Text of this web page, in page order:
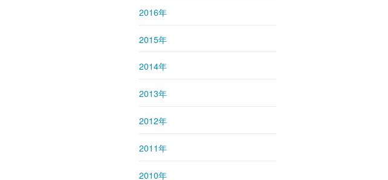
2016年
2015年
2014年
2013年
2012年
2011年
2010年